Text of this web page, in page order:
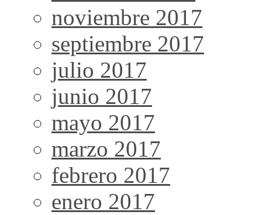
noviembre 2017
septiembre 2017
julio 2017
junio 2017
mayo 2017
marzo 2017
febrero 2017
enero 2017